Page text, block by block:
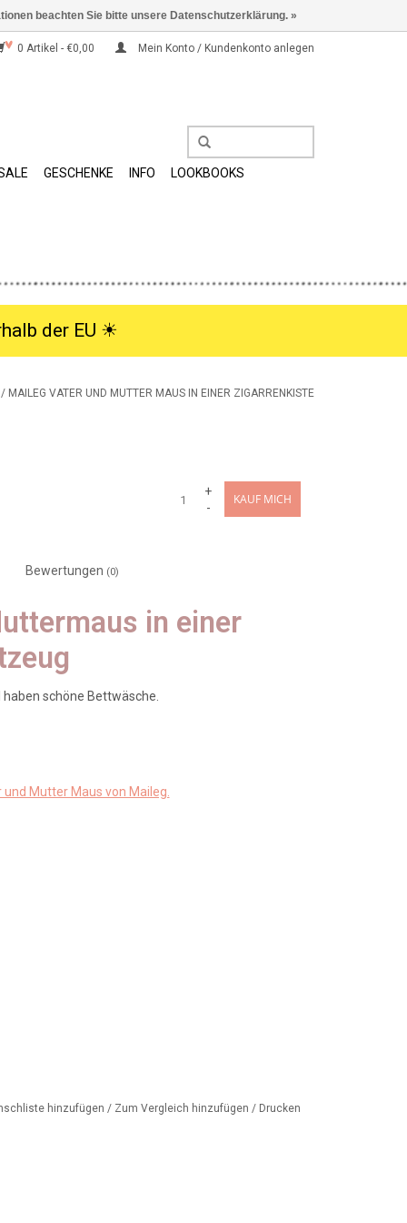
0 Artikel - €0,00 Mein Konto / Kundenkonto anlegen
GESCHENKE INFO
LOOKBOOKS
der EU ☀︎
/ MAILEG VATER UND MUTTER MAUS IN EINER ZIGARRENKISTE
+
-
KAUF MICH
Bewertungen (0)
in einer
schöne Bettwäsche.
Mutter Maus von Maileg.
hinzufügen / Zum Vergleich hinzufügen / Drucken
beachten Sie bitte unsere Datenschutzerklärung. »